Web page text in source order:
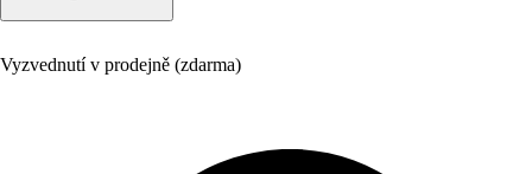
Vyzvednutí v prodejně (zdarma)